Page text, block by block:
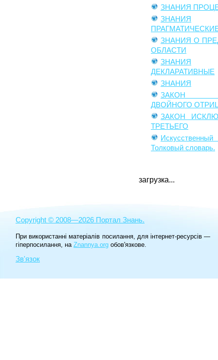
ЗНАНИЯ
ЗНАНИЯ
ЗНАНИЯ О
ОБЛАСТИ
ЗНАНИЯ
ДЕКЛАРАТИВНЫЕ
ЗНАНИЯ
ЗАКОН
ДВОЙНОГО
ЗАКОН
ТРЕТЬЕГО
Искусственный
Толковый словарь.
загрузка...
Copyright © 2008—2026 Портал Знань.
При використанні матеріалів посилання, для інтернет-ресурсів —
гіперпосилання, на Znannya.org обов'язкове.
Зв'язок